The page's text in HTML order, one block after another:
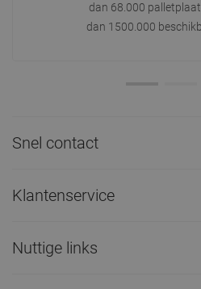
dan 68.000
dan 1500.000
Snel contact
Klantenservice
Nuttige links